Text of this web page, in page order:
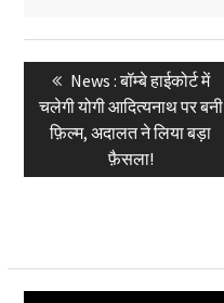
navigation
Previous
post:
News : बॉम्बे हाईकोर्ट में
चलेगी योगी आदित्यनाथ पर बनी
फ़िल्म, अदालत ने लिया बड़ा
फ़ैसला!